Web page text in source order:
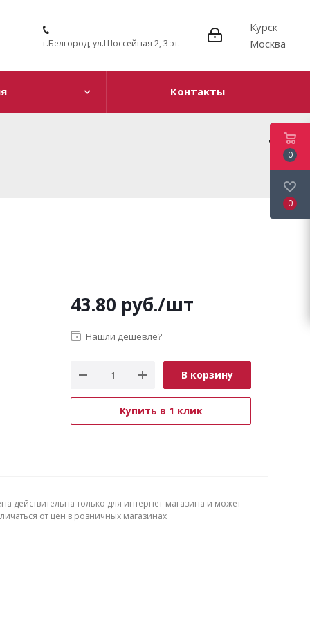
Курск
Москва
г.Белгород, ул.Шоссейная 2, 3 эт.
Контакты
43.80 руб./шт
Нашли дешевле?
В корзину
Купить в 1 клик
действительна только для интернет-магазина и может
от цен в розничных магазинах
0
0